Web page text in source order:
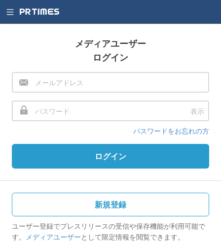
メディアユーザー
ログイン
表示
パスワードをお忘れの方
ログイン
新規登録
ユーザー登録でプレスリリースの受信や保存機能が利用可能で
す。 メディアユーザーとして限定情報を閲覧できます。